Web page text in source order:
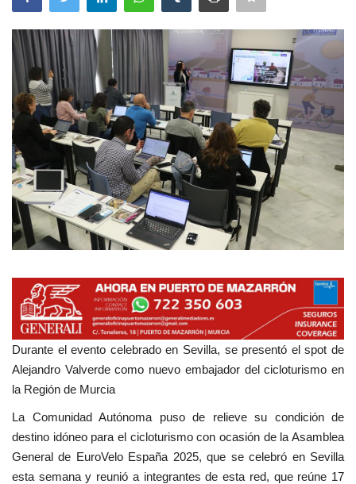
Reportajes
Empresas
Mapa de Mazarrón
Vídeos
Galerías
Contacto
Empresas
Durante el evento celebrado en Sevilla, se presentó el spot de
Alejandro Valverde como nuevo embajador del cicloturismo en
la Región de Murcia
La Comunidad Autónoma puso de relieve su condición de
destino idóneo para el cicloturismo con ocasión de la Asamblea
General de EuroVelo España 2025, que se celebró en Sevilla
esta semana y reunió a integrantes de esta red, que reúne 17